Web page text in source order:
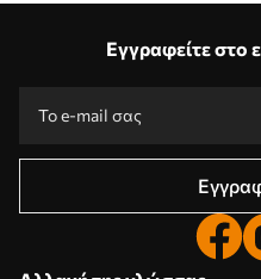
Εγγραφείτε στο